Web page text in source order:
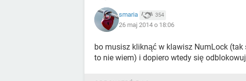
smaria 354
26 maj 2014 o 18:06
bo musisz kliknąć w klawisz NumLock
to nie wiem) i dopiero wtedy się